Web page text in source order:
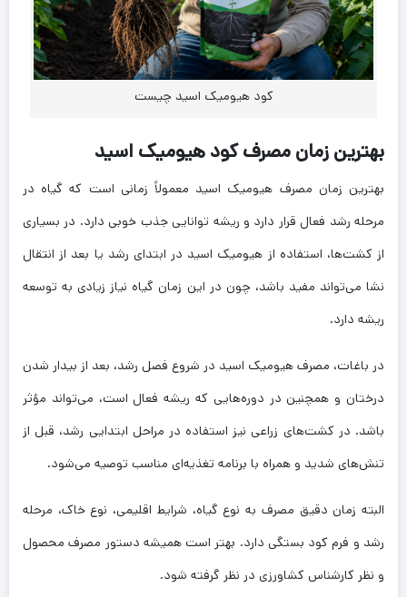
کود هیومیک اسید چیست
بهترین زمان مصرف کود هیومیک اسید
بهترین زمان مصرف هیومیک اسید معمولاً زمانی است که گیاه در
مرحله رشد فعال قرار دارد و ریشه توانایی جذب خوبی دارد. در بسیاری
از کشت‌ها، استفاده از هیومیک اسید در ابتدای رشد یا بعد از انتقال
نشا می‌تواند مفید باشد، چون در این زمان گیاه نیاز زیادی به توسعه
ریشه دارد.
در باغات، مصرف هیومیک اسید در شروع فصل رشد، بعد از بیدار شدن
درختان و همچنین در دوره‌هایی که ریشه فعال است، می‌تواند مؤثر
باشد. در کشت‌های زراعی نیز استفاده در مراحل ابتدایی رشد، قبل از
تنش‌های شدید و همراه با برنامه تغذیه‌ای مناسب توصیه می‌شود.
البته زمان دقیق مصرف به نوع گیاه، شرایط اقلیمی، نوع خاک، مرحله
رشد و فرم کود بستگی دارد. بهتر است همیشه دستور مصرف محصول
و نظر کارشناس کشاورزی در نظر گرفته شود.